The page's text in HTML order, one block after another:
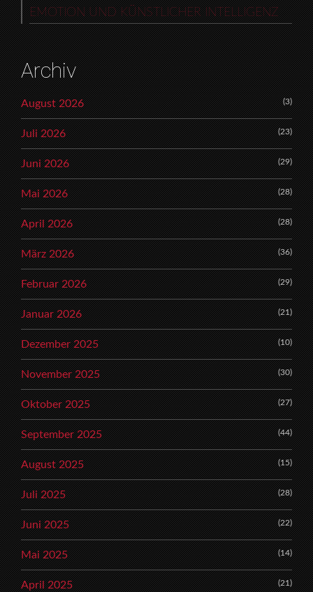
EMOTION UND KÜNSTLICHER INTELLIGENZ
Archiv
August 2026 (3)
Juli 2026 (23)
Juni 2026 (29)
Mai 2026 (28)
April 2026 (28)
März 2026 (36)
Februar 2026 (29)
Januar 2026 (21)
Dezember 2025 (10)
November 2025 (30)
Oktober 2025 (27)
September 2025 (44)
August 2025 (15)
Juli 2025 (28)
Juni 2025 (22)
Mai 2025 (14)
April 2025 (21)